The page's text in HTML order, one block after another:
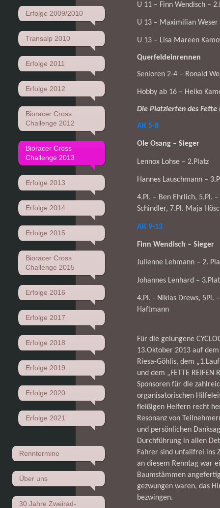
Erfolge 2009/2010
Transalp 2010
Erfolge 2011
Erfolge 2012
Bioracer Cross
Challenge 2012
Bioracer Cross
Challenge 2013
Erfolge 2013
Erfolge 2014
Erfolge 2015
Bioracer Cross
Challenge 2015
Erfolge 2016
Erfolge 2017
Erfolge 2018
Erfolge 2019
Erfolge 2020
Erfolge 2021
Renntermine
Über uns
30 Jahre Zweirad-
U 11 – Finn Wendisch –
U 13 – Maximilian Weser
U 13 – Lisa Mareen
Querfeldeinrennen
Senioren 2-4 – Ronald
Hobby ab 16 – Heiko
Die Platzierten des Fette
AK 5-8
Ole Osang – Sieger
Lennox Lohse – 2.Platz
Hannes Lauschmann –
4.Pl. – Ben Ehrlich, 5.Pl.
Schindler, 7.Pl. Maja
AK 9-13
Finn Wendisch – Sieger
Julienne Lehmann – 2.
Johannes Lenhard –
4.Pl. - Niklas Drews, 5Pl.
Haftmann
Für die gelungene
13.Oktober 2013 auf
Riesa-Göhlis, dem „1.Lauf
und dem „FETTE
Sponsoren für die
organisatorischen
fleißigen Helfern recht
Resonanz von
und persönlichen
Durchführung in allen
Fahrer sind unfallfrei ins
an diesem Renntag war
Baumstämmen
gezwungen waren, das
bezwingen.